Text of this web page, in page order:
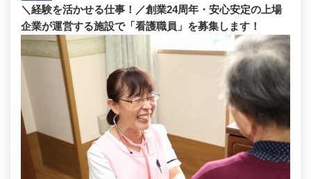
＼経験を活かせる仕事！／創業24周年・安心安定の上場
企業が運営する施設で「看護職員」を募集します！